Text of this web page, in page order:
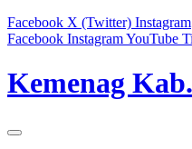
Facebook X (Twitter) Instagram
Facebook InstagramYouTube
Kemenag